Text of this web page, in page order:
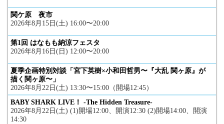
関ケ原 夜市
2026年8月15日(土) 16:00〜20:00
第1回 はなもも納涼フェスタ
2026年8月16日(日) 12:00〜20:00
夏季企画特別対談「宮下英樹×小和田哲男〜『大乱 関ヶ原』が
描く関ヶ原〜」
2026年8月22日(土) 13:30〜15:00（開場12:45）
BABY SHARK LIVE！ -The Hidden Treasure-
2026年8月22日(土) (1)開場12:00、開演12:30 (2)開場14:00、開演
14:30